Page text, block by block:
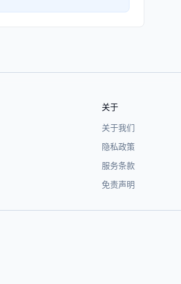
关于
关于我们
隐私政策
服务条款
免责声明